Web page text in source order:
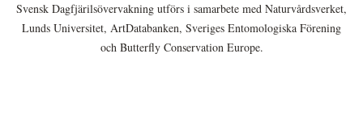
Svensk Dagfjärilsövervakning utförs i samarbete med Naturvårdsverket,
Lunds Universitet, ArtDatabanken, Sveriges Entomologiska Förening
och Butterfly Conservation Europe.